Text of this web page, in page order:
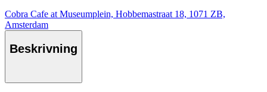
Cobra Cafe at Museumplein, Hobbemastraat 18, 1071 ZB,
Amsterdam
Beskrivning